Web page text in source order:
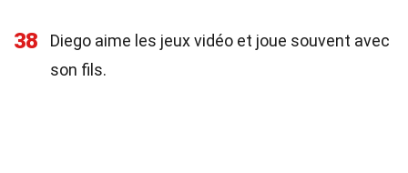
38
Diego aime les jeux vidéo et joue souvent avec
son fils.